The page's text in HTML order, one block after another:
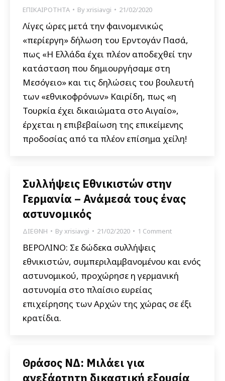
ΕΠΙΚΑΙΡΟΤΗΤΑ Byxrisiavgi 21/02/2020
Λίγες ώρες μετά την φαινομενικώς
«περίεργη» δήλωση του Ερντογάν Πασά,
πως «Η Ελλάδα έχει πλέον αποδεχθεί την
κατάσταση που δημιουργήσαμε στη
Μεσόγειο» και τις δηλώσεις του βουλευτή
των «εθνικοφρόνων» Καιρίδη, πως «η
Τουρκία έχει δικαιώματα στο Αιγαίο»,
έρχεται η επιβεβαίωση της επικείμενης
προδοσίας από τα πλέον επίσημα χείλη!
Συλλήψεις Εθνικιστών στην
Γερμανία – Ανάμεσά τους ένας
αστυνομικός
ΔΙΕΘΝΗ Byxrisiavgi 21/02/2020 1 Comment
ΒΕΡΟΛΙΝΟ: Σε δώδεκα συλλήψεις
εθνικιστών, συμπεριλαμβανομένου και ενός
αστυνομικού, προχώρησε η γερμανική
αστυνομία στο πλαίσιο ευρείας
επιχείρησης των Αρχών της χώρας σε έξι
κρατίδια.
Θράσος ΝΔ: Μιλάει για
ανεξάρτητη δικαστική εξουσία